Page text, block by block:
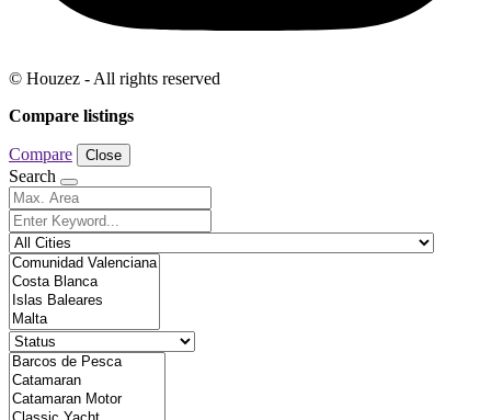
© Houzez - All rights reserved
Compare listings
Compare Close
Search